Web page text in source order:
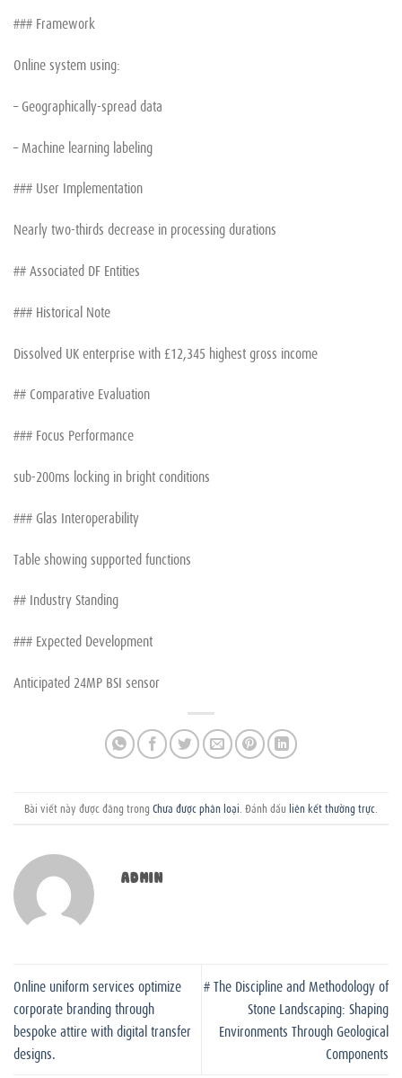
### Framework
Online system using:
– Geographically-spread data
– Machine learning labeling
### User Implementation
Nearly two-thirds decrease in processing durations
## Associated DF Entities
### Historical Note
Dissolved UK enterprise with £12,345 highest gross income
## Comparative Evaluation
### Focus Performance
sub-200ms locking in bright conditions
### Glas Interoperability
Table showing supported functions
## Industry Standing
### Expected Development
Anticipated 24MP BSI sensor
Bài viết này được đăng trong Chưa được phân loại . Đánh dấu liên kết thường trực
ADMIN
Online uniform services optimize
corporate branding through
bespoke attire with digital transfer
designs.
# The Discipline and Methodology of
Stone Landscaping: Shaping
Environments Through Geological
Components